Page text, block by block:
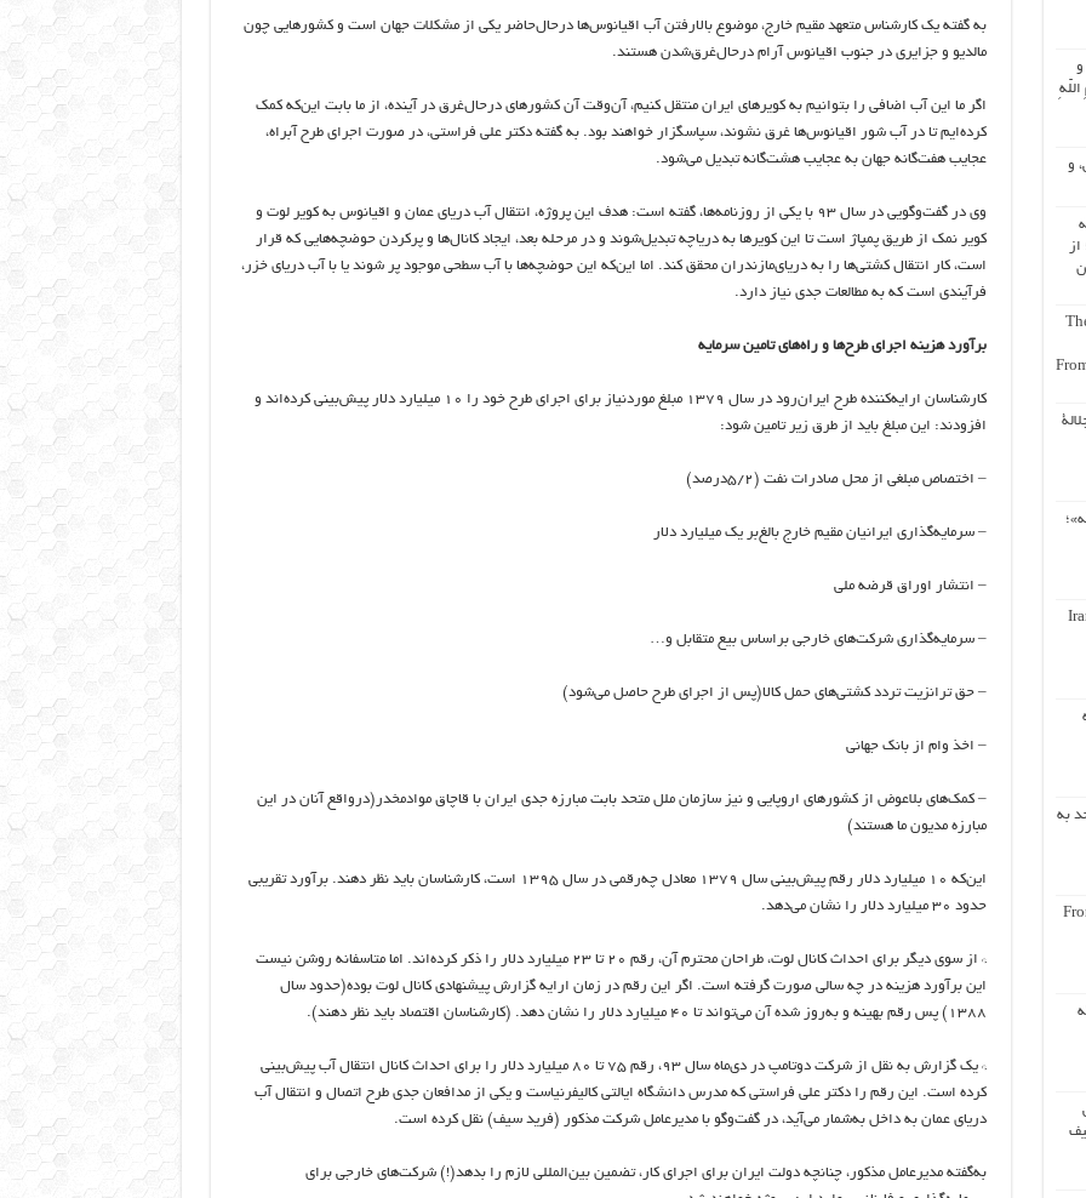
به گفته یک کارشناس متعهد مقیم خارج، موضوع بالارفتن آب اقیانوس‌ها درحال‌حاضر یکی از مشکلات جهان است و کشورهایی چون
مالدیو و جزایری در جنوب اقیانوس آرام درحال‌غرق‌شدن‌ هستند.
اگر ما این آب اضافی را بتوانیم به کویرهای ایران منتقل کنیم، آن‌وقت آن کشورهای درحال‌غرق در آینده، از ما بابت این‌که کمک
کرده‌ایم تا در آب شور اقیانوس‌ها غرق نشوند، سپاسگزار خواهند بود. به گفته دکتر علی فراستی، در صورت اجرای طرح آبراه،
عجایب هفت‌گانه جهان به عجایب هشت‌گانه تبدیل می‌شود.
وی در گفت‌وگویی در سال ٩٣ با یکی از روزنامه‌ها، گفته است: هدف این پروژه، انتقال آب دریای عمان و اقیانوس به کویر لوت و
کویر نمک از طریق پمپاژ است تا این کویرها به دریاچه تبدیل‌شوند و در مرحله بعد، ایجاد کانال‌ها و پرکردن حوضچه‌هایی که قرار
است، کار انتقال کشتی‌ها را به دریای‌مازندران محقق کند. اما این‌که این حوضچه‌ها با آب سطحی موجود پر شوند یا با آب دریای خزر،
فرآیندی است که به مطالعات جدی نیاز دارد.
برآورد هزینه اجرای طرح‌ها و راه‌های تامین سرمایه
کارشناسان ارایه‌کننده طرح ایران‌رود در سال ١٣٧٩ مبلغ موردنیاز برای اجرای طرح خود را ١٠ میلیارد دلار پیش‌بینی کرده‌اند و
افزودند: این مبلغ باید از طرق زیر تامین شود:
– اختصاص مبلغی از محل صادرات نفت (٥/٢درصد)
– سرمایه‌گذاری ایرانیان مقیم خارج بالغ‌بر یک میلیارد دلار
– انتشار اوراق قرضه ملی
– سرمایه‌گذاری شرکت‌های خارجی براساس بیع متقابل و…
– حق ترانزیت تردد کشتی‌های حمل کالا(پس از اجرای طرح حاصل می‌شود)
– اخذ وام از بانک جهانی
– کمک‌های بلاعوض از کشورهای اروپایی و نیز سازمان ملل متحد بابت مبارزه جدی ایران با قاچاق موادمخدر(درواقع آنان در این
مبارزه مدیون ما هستند)
این‌که ١٠ میلیارد دلار رقم پیش‌بینی سال ١٣٧٩ معادل چه‌رقمی در سال ١٣٩٥ است، کارشناسان باید نظر دهند. برآورد تقریبی
حدود ٣٠ میلیارد دلار را نشان می‌دهد.
* از سوی دیگر برای احداث کانال لوت، طراحان محترم آن، رقم ٢٠ تا ٢٣ میلیارد دلار را ذکر کرده‌اند. اما متاسفانه روشن نیست
این برآورد هزینه در چه سالی صورت گرفته است. اگر این رقم در زمان ارایه گزارش‌ پیشنهادی کانال لوت بوده(حدود سال
١٣٨٨) پس رقم بهینه و به‌روز شده آن می‌تواند تا ٤٠ میلیارد دلار را نشان دهد. (کارشناسان اقتصاد باید نظر دهند).
* یک گزارش به نقل از شرکت دوتامپ در دی‌ماه سال ٩٣، رقم ٧٥ تا ٨٠ میلیارد دلار را برای احداث کانال انتقال آب پیش‌بینی
کرده‌ است. این رقم را دکتر علی فراستی که مدرس دانشگاه ایالتی کالیفرنیاست و یکی از مدافعان جدی طرح اتصال و انتقال آب
دریای عمان به داخل به‌شمار می‌آید، در گفت‌وگو با مدیرعامل شرکت مذکور (فرید سیف) نقل کرده است.
به‌گفته مدیرعامل مذکور، چنانچه دولت ایران برای اجرای کار، تضمین بین‌المللی لازم را بدهد(!) شرکت‌های خارجی برای
و
به